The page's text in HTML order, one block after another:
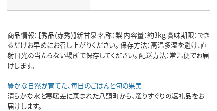
商品情報：【秀品(赤秀)】新甘泉 名称：梨 内容量：約3kg 賞味期限：でき
るだけお早めにお召し上がりください。 保存方法：高温多湿を避け、直
射日光の当たらない場所で保存してください。 配送方法：常温便でお届
けします。
豊かな自然が育てた、毎日のごはんと旬の果実
清らかな水と寒暖差に恵まれた八頭町から、選りすぐりの返礼品をお
届けします。